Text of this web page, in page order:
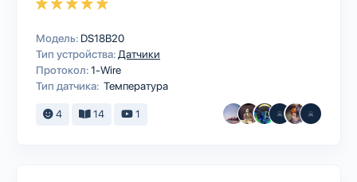
Модель: DS18B20
Тип устройства: Датчики
Протокол:1-Wire
Тип датчика: Температура
4 14 1